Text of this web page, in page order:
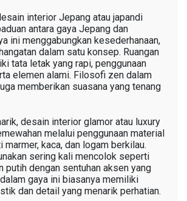
interior Jepang atau japandi
antara gaya Jepang dan
ini menggabungkan kesederhanaan,
dalam satu konsep. Ruangan
tata letak yang rapi, penggunaan
elemen alami. Filosofi zen dalam
memberikan suasana yang tenang
desain interior glamor atau luxury
melalui penggunaan material
kaca, dan logam berkilau.
sering kali mencolok seperti
putih dengan sentuhan aksen yang
gaya ini biasanya memiliki
dan detail yang menarik perhatian.